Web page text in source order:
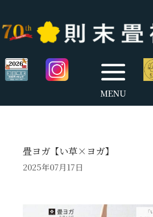
畳ヨガ【い草×ヨガ】
2025年07月17日